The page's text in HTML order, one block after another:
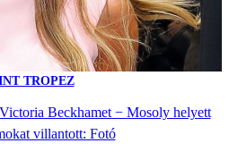
TROPEZ
Beckhamet − Mosoly helyett
villantott: Fotó